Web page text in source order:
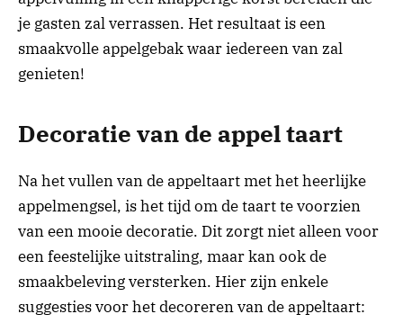
je gasten zal verrassen. Het resultaat is een
smaakvolle appelgebak waar iedereen van zal
genieten!
Decoratie van de appel taart
Na het vullen van de appeltaart met het heerlijke
appelmengsel, is het tijd om de taart te voorzien
van een mooie decoratie. Dit zorgt niet alleen voor
een feestelijke uitstraling, maar kan ook de
smaakbeleving versterken. Hier zijn enkele
suggesties voor het decoreren van de appeltaart: